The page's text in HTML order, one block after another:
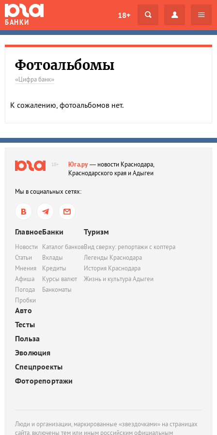
БАНКИ
18+
Фотоальбомы
«Цифра банк»
К сожалению, фотоальбомов нет.
18+ Юга.ру— новости Краснодара,
Краснодарского края и Адыгеи
Мы в социальных сетях:
Главное
Новости
Статьи
Мнения
Афиша
Погода
Пробки
Банки
Каталог банков
Вклады
Кредиты
Курсы валют
Банкоматы
Туризм
Вид сверху: репортажи с коптера
Легенды Краснодара
История Краснодара
Жизнь и культура Адыгеи
Авто
Тесты
Польза
Эволюция
Спецпроекты
Фоторепортажи
Люди и организации, маркированные «звездочками» на страницах
сайта, включены тем или иным российским официальным